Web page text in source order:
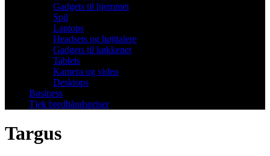
Gadgets til hjemmet
Spil
Laptops
Headsets og højttalere
Gadgets til køkkenet
Tablets
Kamera og video
Desktops
Business
Tjek bredbåndspriser
Targus